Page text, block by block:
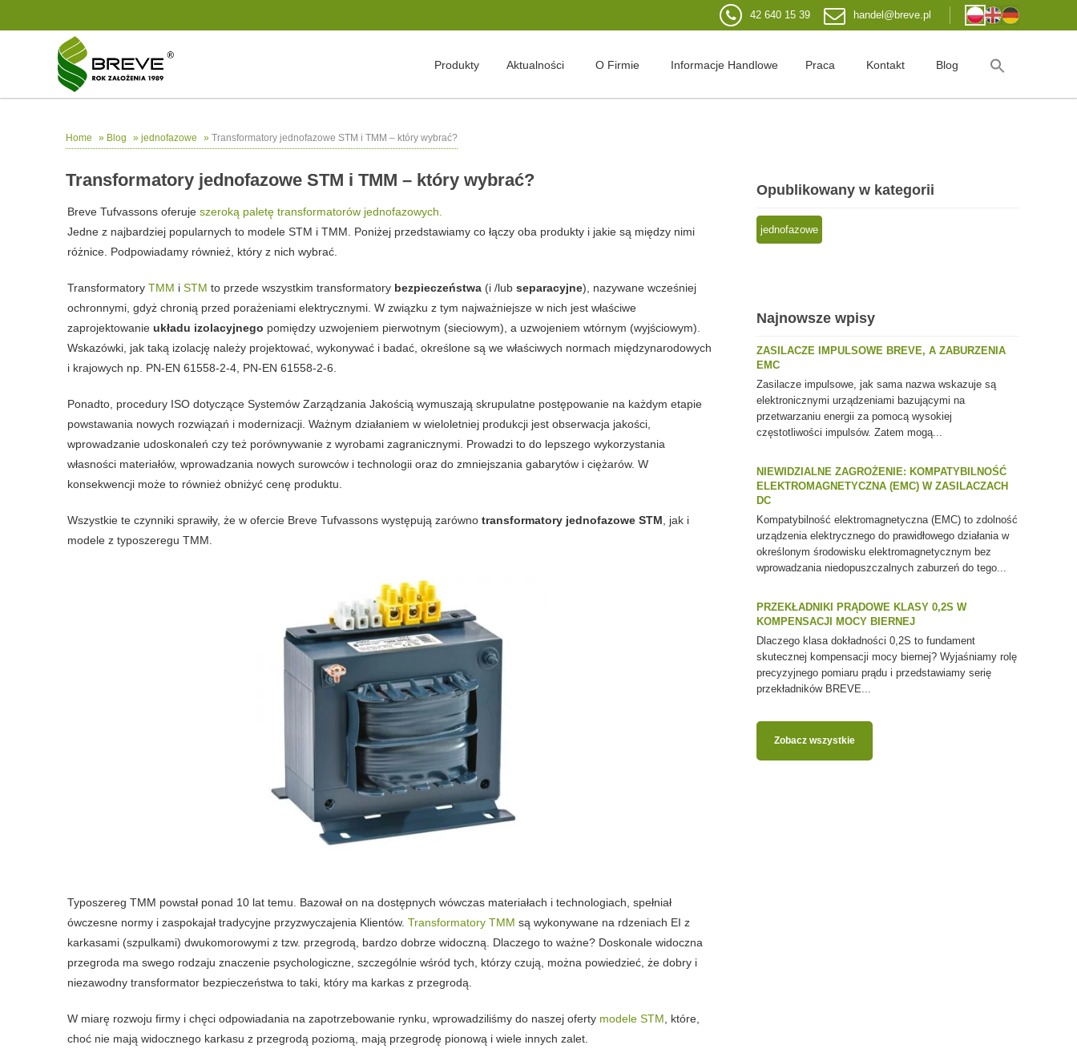
42 640 15 39 handel@breve.pl
Produkty Aktualności O Firmie Informacje Handlowe Praca Kontakt Blog
Home » Blog » jednofazowe » Transformatory jednofazowe STM i TMM – który wybrać?
Transformatory jednofazowe STM i TMM – który wybrać?
Breve Tufvassons oferuje szeroką paletę transformatorów jednofazowych.
Jedne z najbardziej popularnych to modele STM i TMM. Poniżej przedstawiamy co łączy oba produkty i jakie są między nimi
różnice. Podpowiadamy również, który z nich wybrać.
Transformatory TMM i STM to przede wszystkim transformatory bezpieczeństwa (i /lub separacyjne), nazywane wcześniej
ochronnymi, gdyż chronią przed porażeniami elektrycznymi. W związku z tym najważniejsze w nich jest właściwe
zaprojektowanie układu izolacyjnego pomiędzy uzwojeniem pierwotnym (sieciowym), a uzwojeniem wtórnym (wyjściowym).
Wskazówki, jak taką izolację należy projektować, wykonywać i badać, określone są we właściwych normach międzynarodowych
i krajowych np. PN-EN 61558-2-4, PN-EN 61558-2-6.
Ponadto, procedury ISO dotyczące Systemów Zarządzania Jakością wymuszają skrupulatne postępowanie na każdym etapie
powstawania nowych rozwiązań i modernizacji. Ważnym działaniem w wieloletniej produkcji jest obserwacja jakości,
wprowadzanie udoskonaleń czy też porównywanie z wyrobami zagranicznymi. Prowadzi to do lepszego wykorzystania
własności materiałów, wprowadzania nowych surowców i technologii oraz do zmniejszania gabarytów i ciężarów. W
konsekwencji może to również obniżyć cenę produktu.
Wszystkie te czynniki sprawiły, że w ofercie Breve Tufvassons występują zarówno transformatory jednofazowe STM, jak i
modele z typoszeregu TMM.
Typoszereg TMM powstał ponad 10 lat temu. Bazował on na dostępnych wówczas materiałach i technologiach, spełniał
ówczesne normy i zaspokajał tradycyjne przyzwyczajenia Klientów. Transformatory TMM są wykonywane na rdzeniach EI z
karkasami (szpulkami) dwukomorowymi z tzw. przegrodą, bardzo dobrze widoczną. Dlaczego to ważne? Doskonale widoczna
przegroda ma swego rodzaju znaczenie psychologiczne, szczególnie wśród tych, którzy czują, można powiedzieć, że dobry i
niezawodny transformator bezpieczeństwa to taki, który ma karkas z przegrodą.
W miarę rozwoju firmy i chęci odpowiadania na zapotrzebowanie rynku, wprowadziliśmy do naszej oferty modele STM, które,
choć nie mają widocznego karkasu z przegrodą poziomą, mają przegrodę pionową i wiele innych zalet.
Opublikowany w kategorii
jednofazowe
Najnowsze wpisy
ZASILACZE IMPULSOWE BREVE, A ZABURZENIA
EMC
Zasilacze impulsowe, jak sama nazwa wskazuje są
elektronicznymi urządzeniami bazującymi na
przetwarzaniu energii za pomocą wysokiej
częstotliwości impulsów. Zatem mogą...
NIEWIDZIALNE ZAGROŻENIE: KOMPATYBILNOŚĆ
ELEKTROMAGNETYCZNA (EMC) W ZASILACZACH
DC
Kompatybilność elektromagnetyczna (EMC) to zdolność
urządzenia elektrycznego do prawidłowego działania w
określonym środowisku elektromagnetycznym bez
wprowadzania niedopuszczalnych zaburzeń do tego...
PRZEKŁADNIKI PRĄDOWE KLASY 0,2S W
KOMPENSACJI MOCY BIERNEJ
Dlaczego klasa dokładności 0,2S to fundament
skutecznej kompensacji mocy biernej? Wyjaśniamy rolę
precyzyjnego pomiaru prądu i przedstawiamy serię
przekładników BREVE...
Zobacz wszystkie